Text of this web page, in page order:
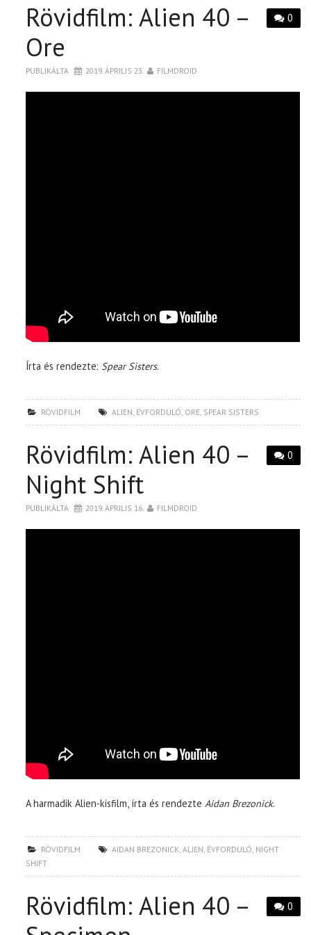
0
Rövidfilm: Alien 40 –
Ore
PUBLIKÁLTA 2019. ÁPRILIS 23. FILMDROID
Írta és rendezte: Spear Sisters.
RÖVIDFILM ALIEN, ÉVFORDULÓ, ORE, SPEAR SISTERS
0
Rövidfilm: Alien 40 –
Night Shift
PUBLIKÁLTA 2019. ÁPRILIS 16. FILMDROID
A harmadik Alien-kisfilm, írta és rendezteAidan Brezonick.
RÖVIDFILM AIDAN BREZONICK,ALIEN, ÉVFORDULÓ, NIGHT
SHIFT
0
Rövidfilm: Alien 40 –